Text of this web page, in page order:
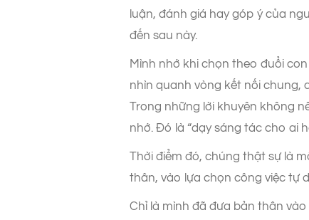
luận, đánh giá hay góp ý của
đến sau này.
Mình nhớ khi chọn theo đuổi
nhìn quanh vòng kết nối chung,
Trong những lời khuyên không
nhớ. Đó là “dạy sáng tác cho ai
Thời điểm đó, chúng thật sự là
thân, vào lựa chọn công việc tự
Chỉ là mình đã đưa bản thân vào